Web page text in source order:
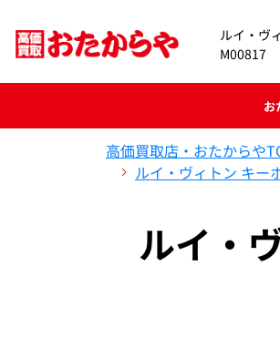
ルイ・ヴ
M00817
お
高価買取店・おたからや
ルイ・ヴィトン キー
ルイ・